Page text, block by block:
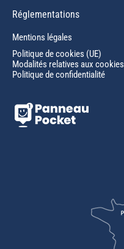
Réglementations
Mentions légales
Politique de cookies (UE)
Modalités relatives aux cookies
Politique de confidentialité